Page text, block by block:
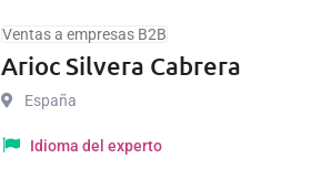
Ventas a empresas B2B
Arioc Silvera Cabrera
España
Idioma del experto